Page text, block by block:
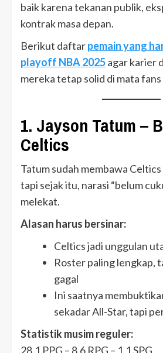
baik karena tekanan publik,
kontrak masa depan.
Berikut daftarpemain yang
playoff NBA 2025agar karier
mereka tetap solid di mata fans
1. Jayson Tatum –
Celtics
Tatum sudah membawa
tapi sejak itu, narasi “belum
melekat.
Alasan harus bersinar:
Celtics jadi unggulan
Roster paling lengkap,
gagal
Ini saatnya
sekadar All-Star, tapi
Statistik musim reguler:
28.1 PPG – 8.6 RPG – 1.1 SPG